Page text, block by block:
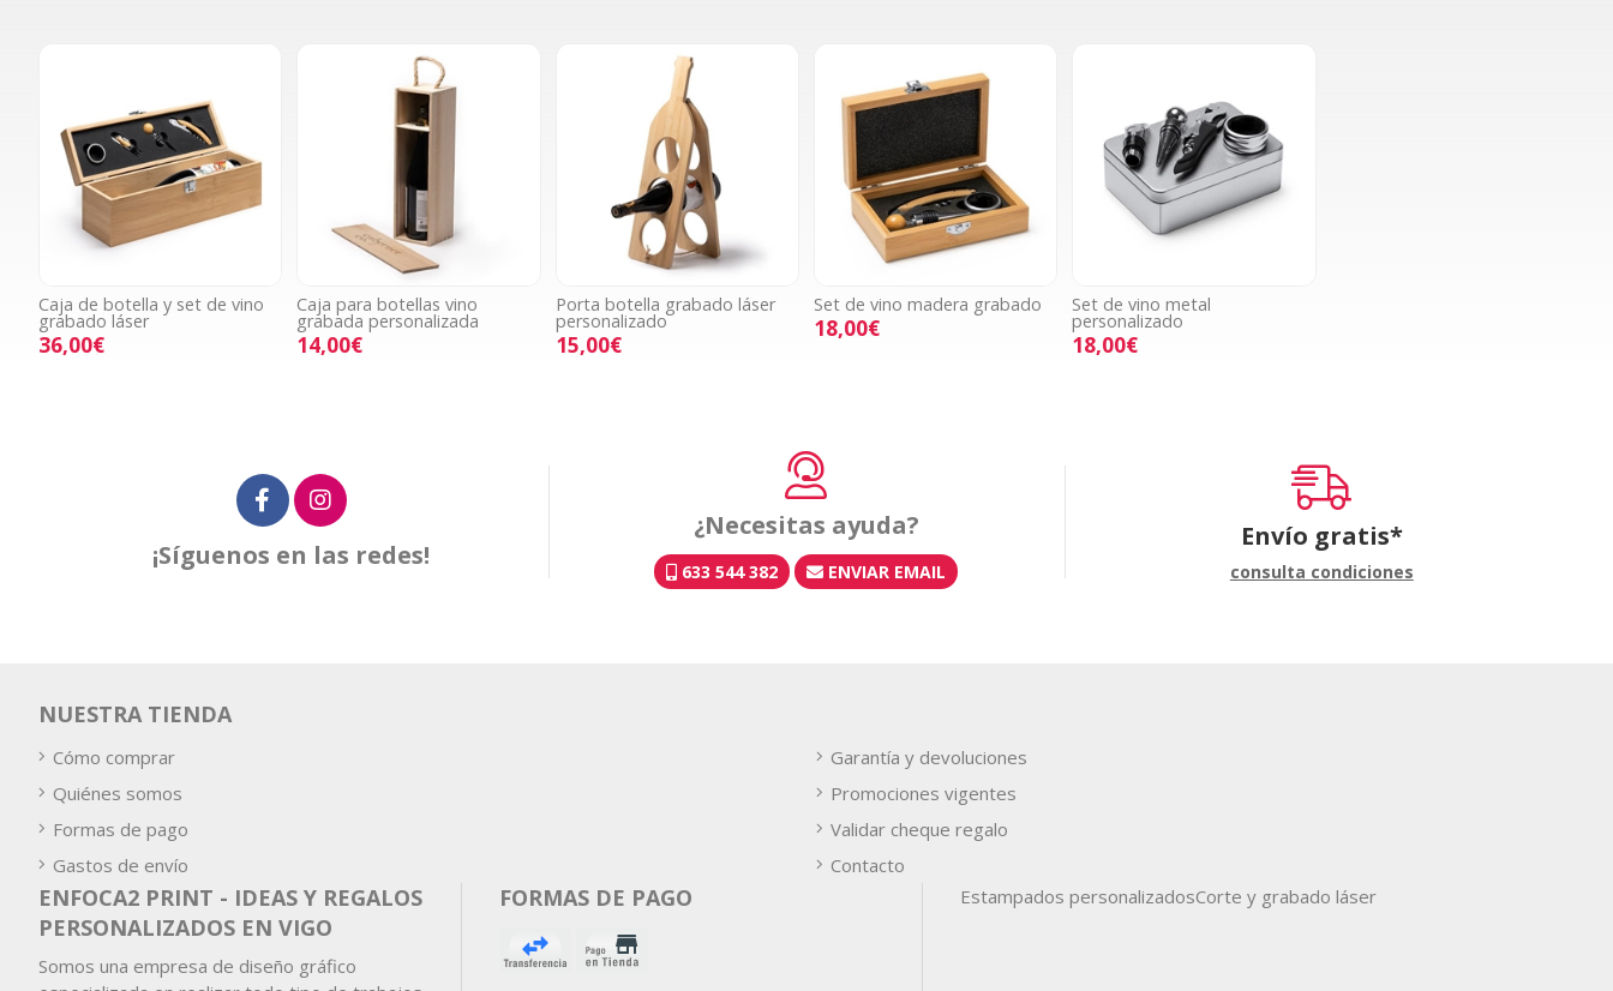
Caja de botella y set de vino
grabado láser
36,00€
Caja para botellas vino
grabada personalizada
14,00€
Porta botella grabado láser
personalizado
15,00€
Set de vino madera grabado
18,00€
Set de vino metal
personalizado
18,00€
¡Síguenos en las redes!
¿Necesitas ayuda?
633 544 382 ENVIAR EMAIL
Envío gratis*
consulta condiciones
ENFOCA2 PRINT - IDEAS Y REGALOS
PERSONALIZADOS EN VIGO
Somos una empresa de diseño gráfico
FORMAS DE PAGO
NUESTRA TIENDA
Cómo comprar
Quiénes somos
Formas de pago
Gastos de envío
Garantía y devoluciones
Promociones vigentes
Validar cheque regalo
Contacto
Estampados personalizadosCorte y grabado láser